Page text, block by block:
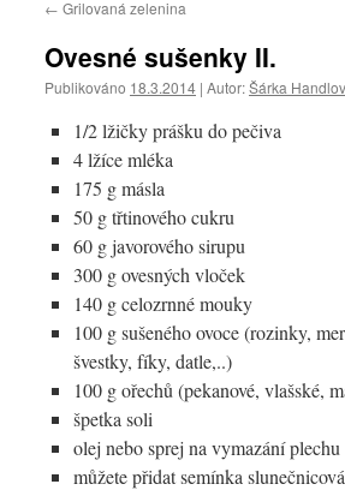
← Grilovaná zelenina
Ovesné sušenky II.
Publikováno 18.3.2014 | Autor:Šárka
1/2 lžičky prášku do pečiva
4 lžíce mléka
175 g másla
50 g třtinového cukru
60 g javorového sirupu
300 g ovesných vloček
140 g celozrnné mouky
100 g sušeného ovoce (rozinky,
švestky, fíky, datle,..)
100 g ořechů (pekanové, vlašské,
špetka soli
olej nebo sprej na vymazání plechu
můžete přidat semínka